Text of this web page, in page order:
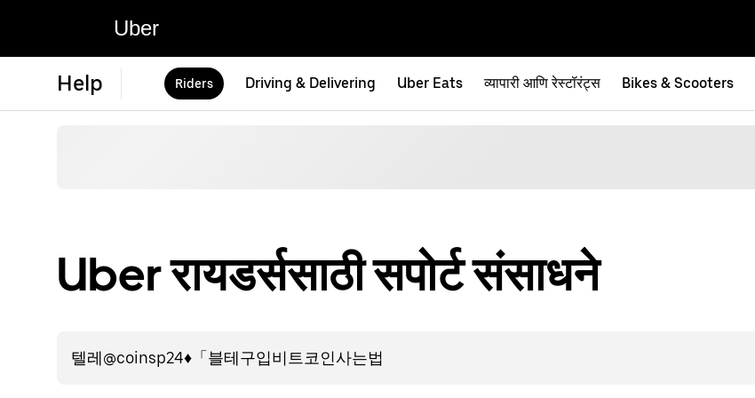
Uber
Help Riders Driving & Delivering Uber Eats व्यापारी आणि रेस्टॉरंट्स Bikes & Scooters
Uber रायडर्ससाठी सपोर्ट संसाधने